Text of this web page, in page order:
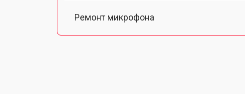
Ремонт микрофона